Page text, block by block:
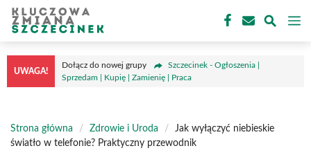
Przejdź
treści
UWAGA!
Dołącz do nowej grupy
Szczecinek - Ogłoszenia |
Sprzedam | Kupię | Zamienię | Praca
Strona główna / Zdrowie i Uroda /
Jak wyłączyć niebieskie
światło w telefonie? Praktyczny przewodnik